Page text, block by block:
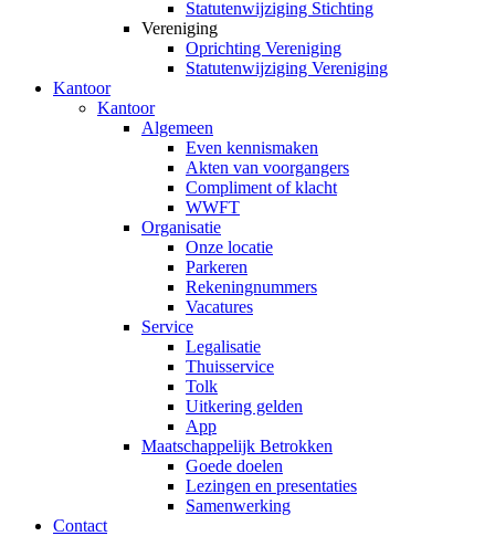
Statutenwijziging Stichting
Vereniging
Oprichting Vereniging
Statutenwijziging Vereniging
Kantoor
Kantoor
Algemeen
Even kennismaken
Akten van voorgangers
Compliment of klacht
WWFT
Organisatie
Onze locatie
Parkeren
Rekeningnummers
Vacatures
Service
Legalisatie
Thuisservice
Tolk
Uitkering gelden
App
Maatschappelijk Betrokken
Goede doelen
Lezingen en presentaties
Samenwerking
Contact